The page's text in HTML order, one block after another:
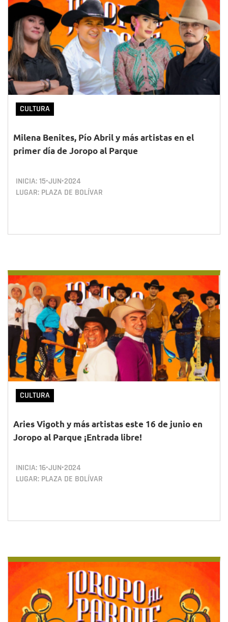
CULTURA
Milena Benites, Pío Abril y más artistas en el
primer día de Joropo al Parque
INICIA:15•JUN•2024
LUGAR: PLAZA DE BOLÍVAR
CULTURA
Aries Vigoth y más artistas este 16 de junio en
Joropo al Parque ¡Entrada libre!
INICIA:16•JUN•2024
LUGAR: PLAZA DE BOLÍVAR